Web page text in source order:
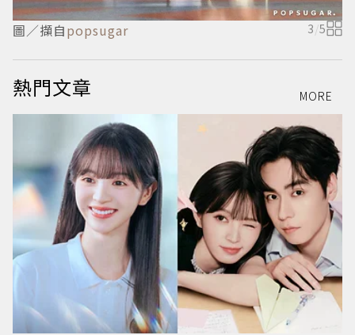
圖／擷自popsugar 3/5
熱門文章 MORE